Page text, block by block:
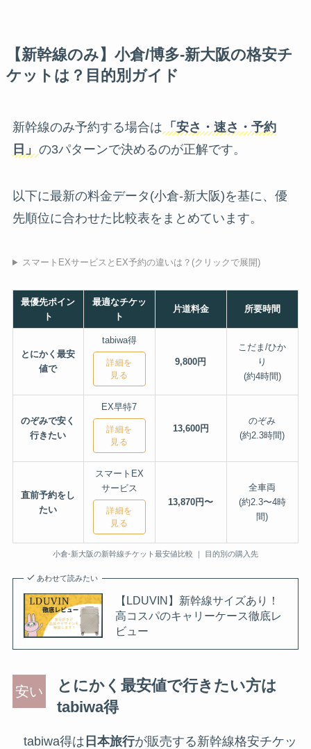
【新幹線のみ】小倉/博多-新大阪の格安チ
ケットは？目的別ガイド
新幹線のみ予約する場合は
「安さ・速さ・予約
日」 の3パターンで決めるのが正解です。
以下に最新の料金データ(小倉-新大阪)を基に、優
先順位に合わせた比較表をまとめています。
スマートEXサービスとEX予約の違いは？(クリックで展開)
最優先ポイン
ト
最適なチケッ
ト
片道料金 所要時間
とにかく最安
値で
tabiwa得
詳細を
見る
9,800円
こだま/ひか
り
(約4時間)
のぞみで安く
行きたい
EX早特7
詳細を
見る
13,600円
のぞみ
(約2.3時間)
直前予約をし
たい
スマートEX
サービス
詳細を
見る
13,870円〜
全車両
(約2.3〜4時
間)
小倉-新大阪の新幹線チケット最安値比較 ｜ 目的別の購入先
あわせて読みたい
【LDUVIN】新幹線サイズあり！
高コスパのキャリーケース徹底レ
ビュー
とにかく最安値で行きたい方は
tabiwa得
tabiwa得は 日本旅行が販売する新幹線格安チケッ